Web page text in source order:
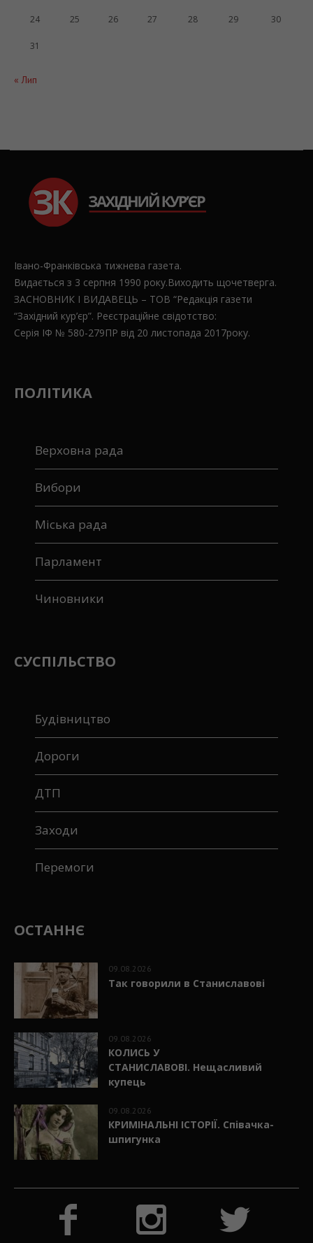
« Лип
24 25 26 27 28 29 30
31
Івано-Франківська тижнева газета.
Видається з 3 серпня 1990 року.Виходить щочетверга.
ЗАСНОВНИК І ВИДАВЕЦЬ – ТОВ “Редакція газети
“Західний кур’єр”. Реєстраційне свідотство:
Серія ІФ № 580-279ПР від 20 листопада 2017року.
ПОЛІТИКА
Верховна рада
Вибори
Міська рада
Парламент
Чиновники
СУСПІЛЬСТВО
Будівництво
Дороги
ДТП
Заходи
Перемоги
ОСТАННЄ
09.08.2026
Так говорили в Станиславові
09.08.2026
КОЛИСЬ У
СТАНИСЛАВОВІ. Нещасливий
купець
09.08.2026
КРИМІНАЛЬНІ ІСТОРІЇ. Співачка-
шпигунка